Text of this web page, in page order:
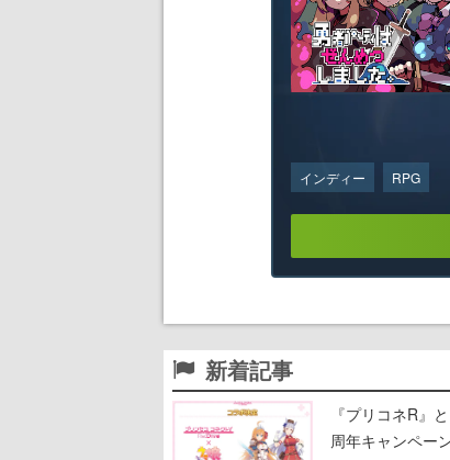
インディー RPG
新着記事
『プリコネR』
周年キャンペー